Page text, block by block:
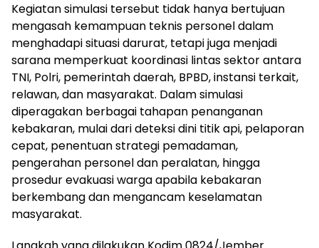
Kegiatan simulasi tersebut tidak hanya bertujuan
mengasah kemampuan teknis personel dalam
menghadapi situasi darurat, tetapi juga menjadi
sarana memperkuat koordinasi lintas sektor antara
TNI, Polri, pemerintah daerah, BPBD, instansi terkait,
relawan, dan masyarakat. Dalam simulasi
diperagakan berbagai tahapan penanganan
kebakaran, mulai dari deteksi dini titik api, pelaporan
cepat, penentuan strategi pemadaman,
pengerahan personel dan peralatan, hingga
prosedur evakuasi warga apabila kebakaran
berkembang dan mengancam keselamatan
masyarakat.